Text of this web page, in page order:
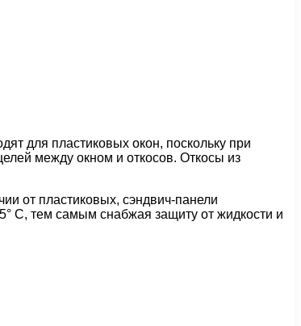
для пластиковых окон, поскольку при
между окном и откосов. Откосы из
от пластиковых, сэндвич-панели
С, тем самым снабжая защиту от жидкости и